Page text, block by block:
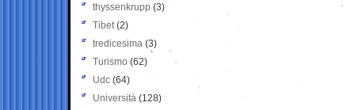
thyssenkrupp (3)
Tibet(2)
tredicesima (3)
Turismo (62)
Udc (64)
Università (128)